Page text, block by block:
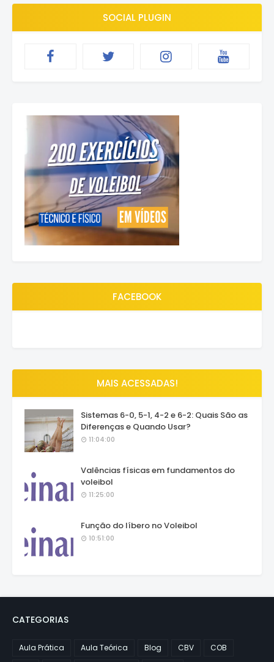
SOCIAL PLUGIN
FACEBOOK
MAIS ACESSADAS!
Sistemas 6-0, 5-1, 4-2 e 6-2: Quais São as
Diferenças e Quando Usar?
11:04:00
Valências físicas em fundamentos do
voleibol
11:25:00
Função do líbero no Voleibol
10:51:00
CATEGORIAS
Aula Prática Aula Teórica Blog CBV
COB